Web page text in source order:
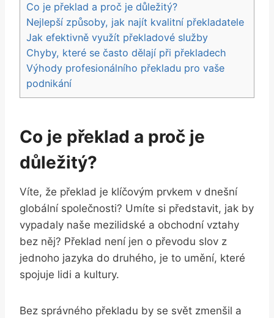
Co je překlad a proč je důležitý?
Nejlepší způsoby, jak najít kvalitní překladatele
Jak efektivně využít překladové služby
Chyby, které se často dělají při překladech
Výhody profesionálního překladu pro vaše
podnikání
Co je překlad a proč je
důležitý?
Víte, že překlad je klíčovým prvkem v dnešní
globální společnosti? Umíte si představit, jak by
vypadaly naše mezilidské a obchodní vztahy
bez něj? Překlad není jen o převodu slov z
jednoho jazyka do druhého, je to umění, které
spojuje lidi a kultury.
Bez správného překladu by se svět zmenšil a